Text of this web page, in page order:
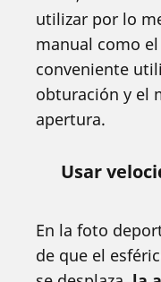
utilizar por lo
manual como
conveniente
obturación y el
apertura.
Usar
En la foto
de que el